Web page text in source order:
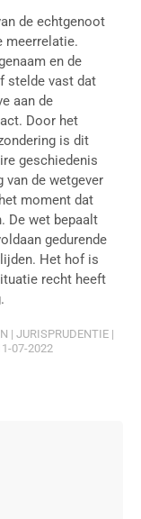
de echtgenoot
meerrelatie.
en de
stelde vast dat
aan de
Door het
is dit
geschiedenis
van de wetgever
moment dat
De wet bepaalt
gedurende
Het hof is
recht heeft
| JURISPRUDENTIE |
07-2022